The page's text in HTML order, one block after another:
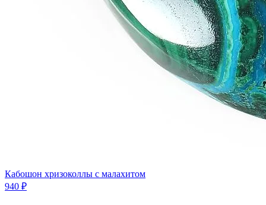
Кабошон хризоколлы с малахитом
940 ₽